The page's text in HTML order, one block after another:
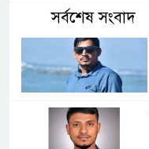
সর্বশেষ সংবাদ